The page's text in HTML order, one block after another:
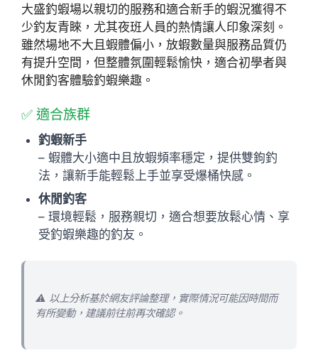
大盛釣蝦場以親切的服務和適合新手的蝦況獲得不
少釣友青睞，尤其夜班人員的熱情讓人印象深刻。
雖然場地不大且蝦體偏小，放蝦數量與服務品質仍
有提升空間，但整體氛圍輕鬆愉快，適合初學者與
休閒釣客體驗釣蝦樂趣。
✅ 適合族群
釣蝦新手
– 蝦體大小適中且放蝦頻率穩定，提供雙鉤釣
法，讓新手能輕鬆上手並享受爆桶快感。
休閒釣客
– 環境輕鬆，服務親切，適合想要放鬆心情、享
受釣蝦樂趣的釣友。
⚠️ 以上分析基於網友評論整理，實際情況可能因時間而
有所變動，建議前往前再次確認。